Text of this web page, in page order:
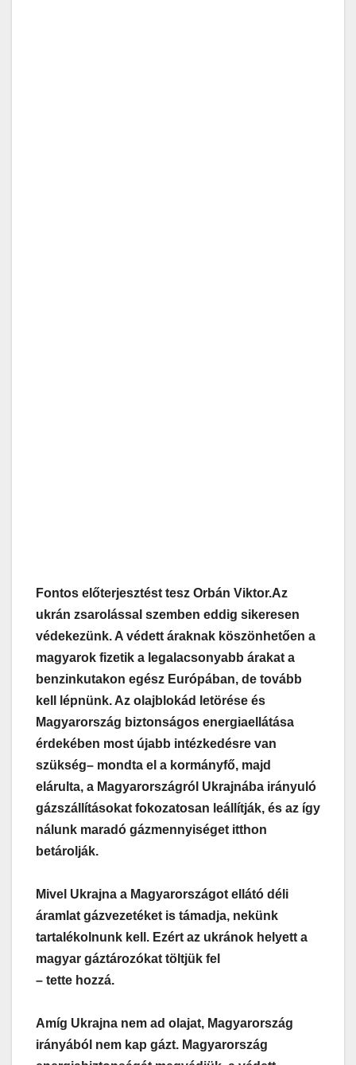
Fontos előterjesztést tesz Orbán Viktor.Az
ukrán zsarolással szemben eddig sikeresen
védekezünk. A védett áraknak köszönhetően a
magyarok fizetik a legalacsonyabb árakat a
benzinkutakon egész Európában, de tovább
kell lépnünk. Az olajblokád letörése és
Magyarország biztonságos energiaellátása
érdekében most újabb intézkedésre van
szükség– mondta el a kormányfő, majd
elárulta, a Magyarországról Ukrajnába irányuló
gázszállításokat fokozatosan leállítják, és az így
nálunk maradó gázmennyiséget itthon
betárolják.
Mivel Ukrajna a Magyarországot ellátó déli
áramlat gázvezetéket is támadja, nekünk
tartalékolnunk kell. Ezért az ukránok helyett a
magyar gáztározókat töltjük fel
– tette hozzá.
Amíg Ukrajna nem ad olajat, Magyarország
irányából nem kap gázt. Magyarország